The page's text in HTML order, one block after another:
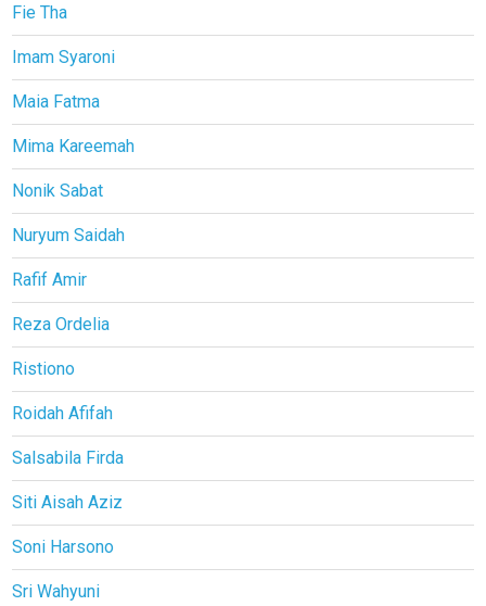
Fie Tha
Imam Syaroni
Maia Fatma
Mima Kareemah
Nonik Sabat
Nuryum Saidah
Rafif Amir
Reza Ordelia
Ristiono
Roidah Afifah
Salsabila Firda
Siti Aisah Aziz
Soni Harsono
Sri Wahyuni